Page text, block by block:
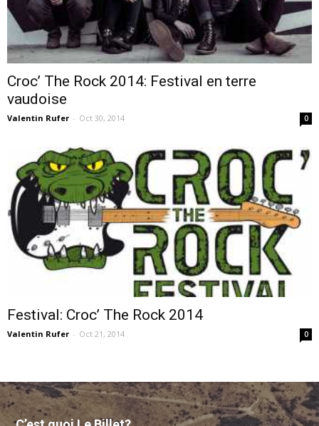
Croc’ The Rock 2014: Festival en terre
vaudoise
Valentin Rufer - Oct 30, 2014 0
Festival: Croc’ The Rock 2014
Valentin Rufer - Oct 21, 2014 0